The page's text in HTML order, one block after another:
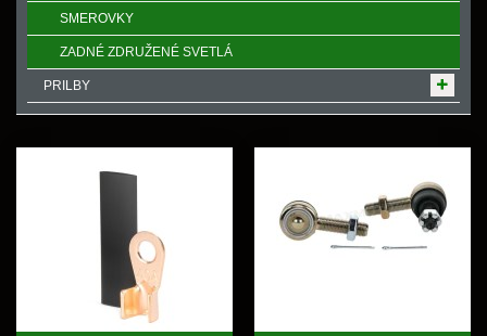
SMEROVKY
ZADNÉ ZDRUŽENÉ SVETLÁ
PRILBY